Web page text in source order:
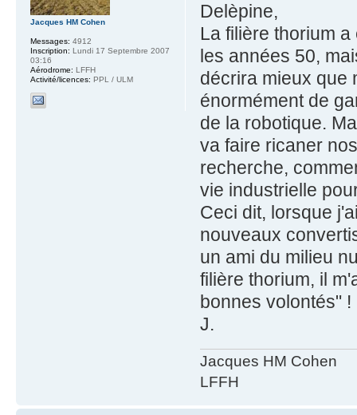
Delèpine,
La filière thorium
les années 50,
décrira mieux que
énormément de
de la robotique.
va faire ricaner
recherche,
vie industrielle
Ceci dit, lorsque
nouveaux
un ami du milieu
filière thorium, il
bonnes volontés" !
J.
Jacques HM Cohen
LFFH
Jacques HM Cohen
Messages: 4912
Inscription: Lundi 17 Septembre 2007
03:16
Aérodrome: LFFH
Activité/licences: PPL / ULM